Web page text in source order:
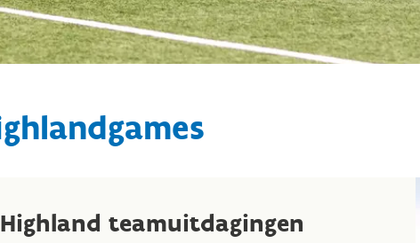
Highland teamuitdagingen